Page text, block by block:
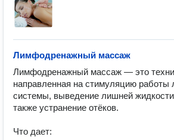
Лимфодренажный массаж
Лимфодренажный массаж — это
направленная на стимуляцию работы
системы, выведение лишней жидкости
также устранение отёков.
Что дает: